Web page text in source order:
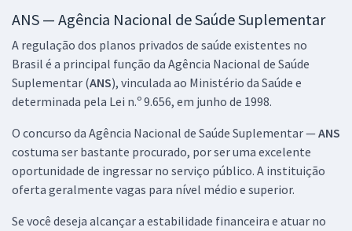
ANS — Agência Nacional de Saúde Suplementar
A regulação dos planos privados de saúde existentes no
Brasil é a principal função da Agência Nacional de Saúde
Suplementar (ANS), vinculada ao Ministério da Saúde e
determinada pela Lei n.º 9.656, em junho de 1998.
O concurso da Agência Nacional de Saúde Suplementar —ANS
costuma ser bastante procurado, por ser uma excelente
oportunidade de ingressar no serviço público. A instituição
oferta geralmente vagas para nível médio e superior.
Se você deseja alcançar a estabilidade financeira e atuar no